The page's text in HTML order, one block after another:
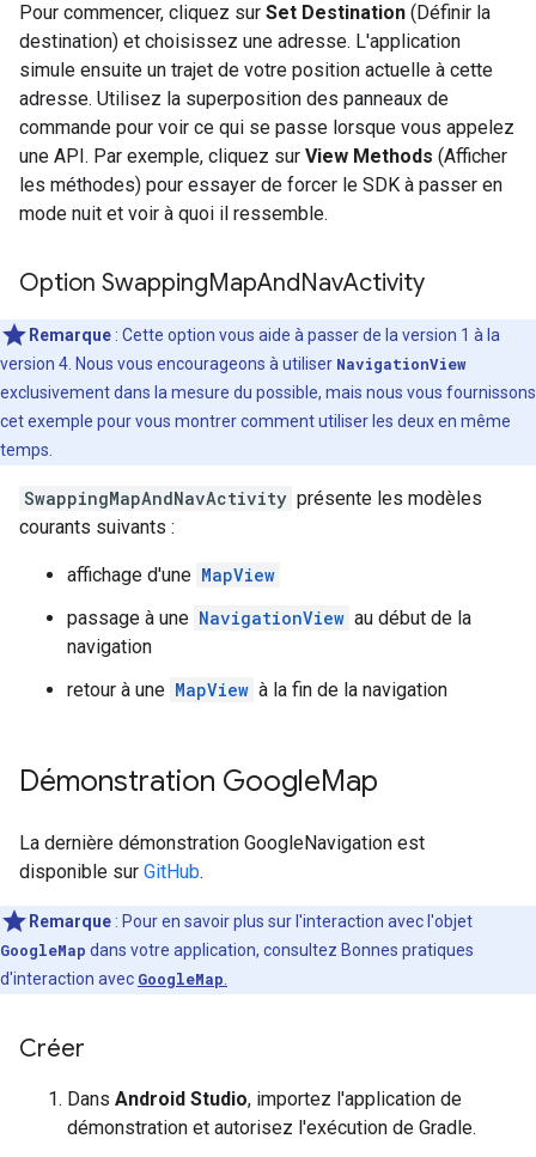
Pour commencer, cliquez sur Set Destination (Définir la
destination) et choisissez une adresse. L'application
simule ensuite un trajet de votre position actuelle à cette
adresse. Utilisez la superposition des panneaux de
commande pour voir ce qui se passe lorsque vous appelez
une API. Par exemple, cliquez sur View Methods (Afficher
les méthodes) pour essayer de forcer le SDK à passer en
mode nuit et voir à quoi il ressemble.
Option SwappingMapAndNavActivity
Remarque : Cette option vous aide à passer de la version 1 à la
version 4. Nous vous encourageons à utiliser NavigationView
exclusivement dans la mesure du possible, mais nous vous fournissons
cet exemple pour vous montrer comment utiliser les deux en même
temps.
SwappingMapAndNavActivity présente les modèles
courants suivants :
affichage d'une MapView
passage à une NavigationView au début de la
navigation
retour à une MapView à la fin de la navigation
Démonstration GoogleMap
La dernière démonstration GoogleNavigation est
disponible sur GitHub.
Remarque : Pour en savoir plus sur l'interaction avec l'objet
GoogleMap dans votre application, consultez Bonnes pratiques
d'interaction avec GoogleMap
Créer
Dans Android Studio, importez l'application de
démonstration et autorisez l'exécution de Gradle.